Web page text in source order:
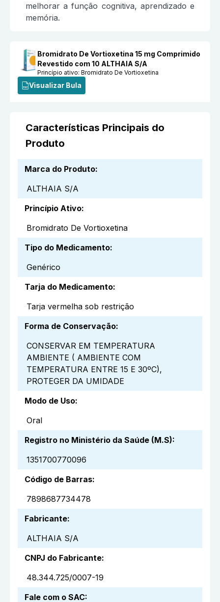
melhorar a função cognitiva, aprendizado e
memória.
Bromidrato De Vortioxetina 15 mg Comprimido
Revestido com 10 ALTHAIA S/A
Princípio ativo:Bromidrato De Vortioxetina
Visualizar Bula
Características Principais do
Produto
Marca do Produto:
ALTHAIA S/A
Princípio Ativo:
Bromidrato De Vortioxetina
Tipo do Medicamento:
Genérico
Tarja do Medicamento:
Tarja vermelha sob restrição
Forma de Conservação:
CONSERVAR EM TEMPERATURA
AMBIENTE ( AMBIENTE COM
TEMPERATURA ENTRE 15 E 30ºC),
PROTEGER DA UMIDADE
Modo de Uso:
Oral
Registro no Ministério da Saúde (M.S):
1351700770096
Código de Barras:
7898687734478
Fabricante:
ALTHAIA S/A
CNPJ do Fabricante:
48.344.725/0007-19
Fale com o SAC: